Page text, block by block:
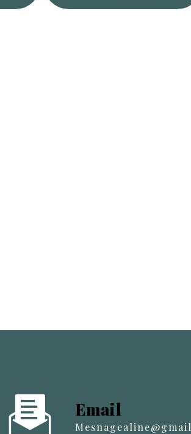
Email